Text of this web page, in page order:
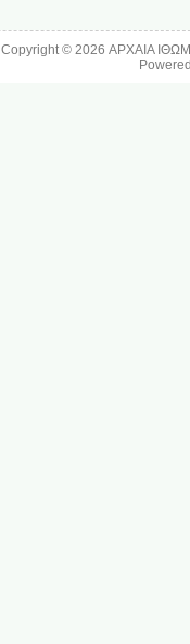
Copyright © 2026ΑΡΧΑΙΑ